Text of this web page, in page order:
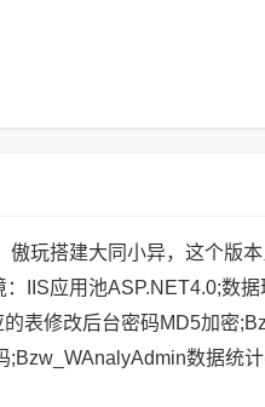
玩搭建大同小异，这个版本
IIS应用池ASP.NET4.0;数
表修改后台密码MD5加密
;Bzw_WAnalyAdmin数据统